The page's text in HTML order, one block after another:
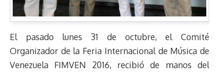
El pasado lunes 31 de octubre, el Comité
Organizador de la Feria Internacional de Música de
Venezuela FIMVEN 2016, recibió de manos del